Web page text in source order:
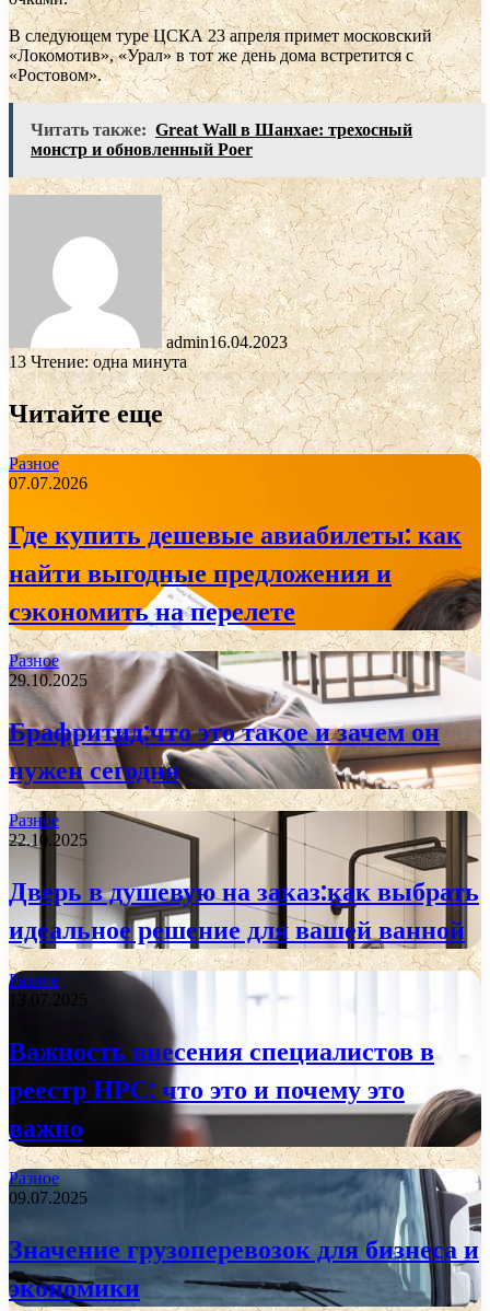
В следующем туре ЦСКА 23 апреля примет московский
«Локомотив», «Урал» в тот же день дома встретится с
«Ростовом».
Читать также: Great Wall в Шанхае: трехосный
монстр и обновленный Poer
admin16.04.2023
13Чтение: одна минута
Читайте еще
Разное
07.07.2026
Где купить дешевые авиабилеты: как
найти выгодные предложения и
сэкономить на перелете
Разное
29.10.2025
Брафритид:что это такое и зачем он
нужен сегодня
Разное
22.10.2025
Дверь в душевую на заказ:как выбрать
идеальное решение для вашей ванной
Разное
13.07.2025
Важность внесения специалистов в
реестр НРС: что это и почему это
важно
Разное
09.07.2025
Значение грузоперевозок для бизнеса и
экономики